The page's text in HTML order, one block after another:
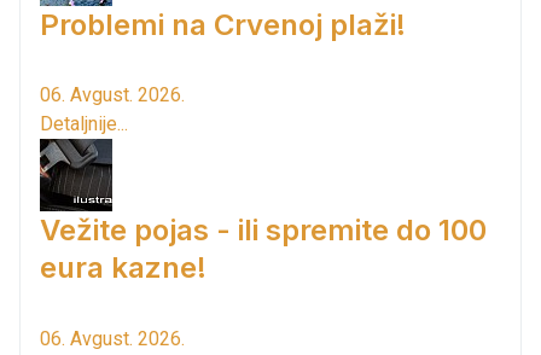
Problemi na Crvenoj plaži!
06. Avgust. 2026.
Detaljnije...
Vežite pojas - ili spremite do 100
eura kazne!
06. Avgust. 2026.